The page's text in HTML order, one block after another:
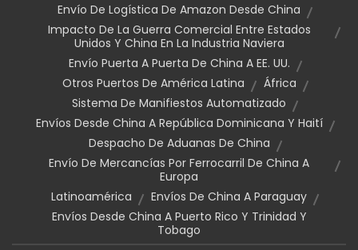
Envío De Logística De Amazon Desde China
Impacto De La Guerra Comercial Entre Estados
Unidos Y China En La Industria Naviera
Envío Puerta A Puerta De China A EE. UU.
Otros Puertos De América Latina
África
Sistema De Manifiestos Automatizado
Envíos Desde China A República Dominicana Y Haití
Despacho De Aduanas De China
Envío De Mercancías Por Ferrocarril De China A
Europa
Latinoamérica
Envíos De China A Paraguay
Envíos Desde China A Puerto Rico Y Trinidad Y
Tobago